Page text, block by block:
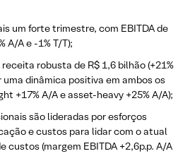
um forte trimestre, com EBITDA de
A/A e -1% T/T);
robusta de R$ 1,6 bilhão (+21%
dinâmica positiva em ambos os
+17% A/A e asset-heavy +25% A/A);
são lideradas por esforços
e custos para lidar com o atual
custos (margem EBITDA +2,6p.p. A/A